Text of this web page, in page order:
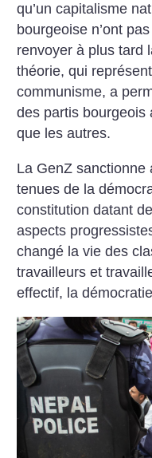
qu’un capitalisme
bourgeoise n’ont
renvoyer à plus tard
théorie, qui
communisme, a
des partis bourgeois
que les autres.
La GenZ sanctionne
tenues de la
constitution datant
aspects
changé la vie des
travailleurs et
effectif, la